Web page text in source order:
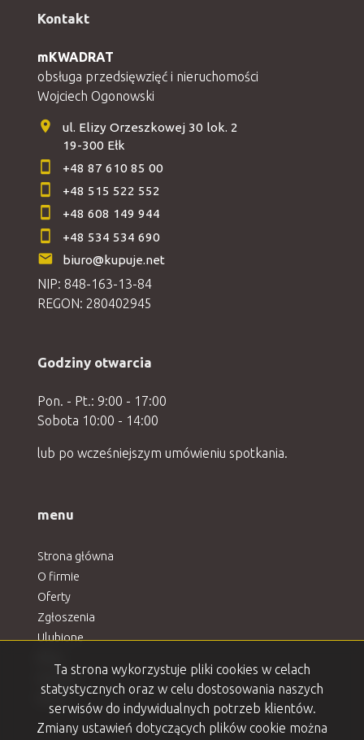
Kontakt
mKWADRAT
obsługa przedsięwzięć i nieruchomości
Wojciech Ogonowski
ul. Elizy Orzeszkowej 30 lok. 2
19-300 Ełk
+48 87 610 85 00
+48 515 522 552
+48 608 149 944
+48 534 534 690
biuro@kupuje.net
NIP: 848-163-13-84
REGON: 280402945
Godziny otwarcia
Pon. - Pt.: 9:00 - 17:00
Sobota 10:00 - 14:00
lub po wcześniejszym umówieniu spotkania.
menu
Strona główna
O firmie
Oferty
Zgłoszenia
Ulubione
Kontakt
Rodo
Ta strona wykorzystuje pliki cookies w celach
statystycznych oraz w celu dostosowania naszych
serwisów do indywidualnych potrzeb klientów.
Zmiany ustawień dotyczących plików cookie można